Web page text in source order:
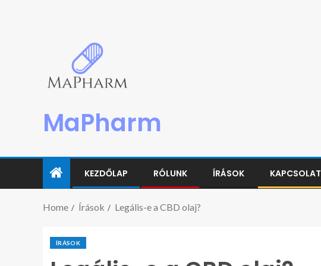
MaPharm
KEZDŐLAP RÓLUNK ÍRÁSOK KAPCSOLAT
Home Írások Legális-e a CBD olaj?
ÍRÁSOK